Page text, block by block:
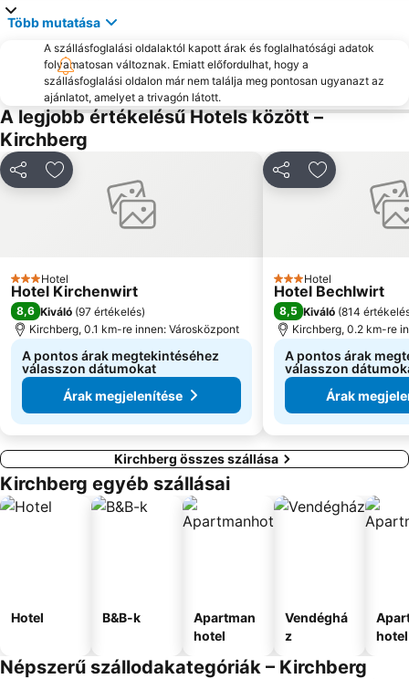
Több mutatása
A szállásfoglalási oldalaktól kapott árak és foglalhatósági adatok
folyamatosan változnak. Emiatt előfordulhat, hogy a
szállásfoglalási oldalon már nem találja meg pontosan ugyanazt az
ajánlatot, amelyet a trivagón látott.
A legjobb értékelésű Hotels között –
Kirchberg
MegosztásHozzáadás a kedvencekhez
3 Kategória
Hotel
Hotel Kirchenwirt
8,6 Kiváló (97 értékelés)
Kirchberg, 0.1 km-re innen: Városközpont
A pontos árak megtekintéséhez
válasszon dátumokat
Árak megjelenítése
MegosztásHozzáadás
3 Kategória
Hotel
Hotel Bechlwirt
8,5 Kiváló (814
Kirchberg, 0.2 km-re
A pontos árak
válasszon
Árak
Kirchberg összes szállása
Kirchberg egyéb szállásai
Hotel B&B-k
Apartman
hotel
Vendéghá
z
hotel
Népszerű szállodakategóriák – Kirchberg